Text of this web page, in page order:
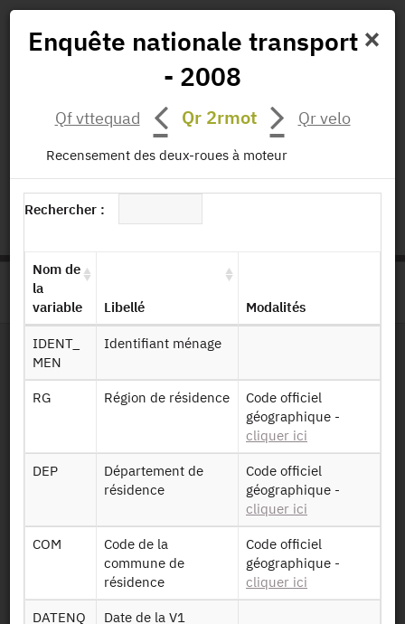
Missions
status.io EN | FR
ACCUEIL
Présentation statistique
Identifiant persistant (DOI)
Retour à la source
×
Enquête nationale transport
- 2008
Qf vttequad Qr 2rmot Qr velo
Recensement des deux-roues à moteur
Rechercher :
Nom de
la
variable
Libellé Modalités
IDENT_
MEN
Identifiant ménage
RG Région de résidence
Code officiel
géographique -
cliquer ici
DEP
Département de
résidence
Code officiel
géographique -
cliquer ici
COM
Code de la
commune de
résidence
Code officiel
géographique -
cliquer ici
DATENQ Date de la V1